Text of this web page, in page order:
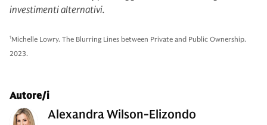
investimenti alternativi.
1Michelle Lowry. The Blurring Lines between Private and Public Ownership.
2023.
Autore/i
Alexandra Wilson-Elizondo